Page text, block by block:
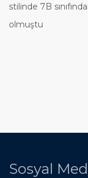
stilinde 7B
olmuştu
Sosyal